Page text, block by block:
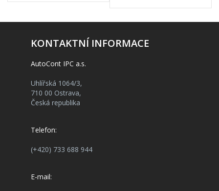
KONTAKTNÍ INFORMACE
AutoCont IPC a.s.
Uhlířská 1064/3,
710 00 Ostrava,
Česká republika
Telefon:
(+420) 733 688 944
E-mail: